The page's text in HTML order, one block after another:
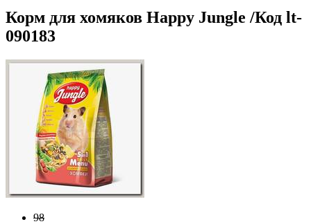
Корм для хомяков Happy Jungle /Код lt-
090183
98